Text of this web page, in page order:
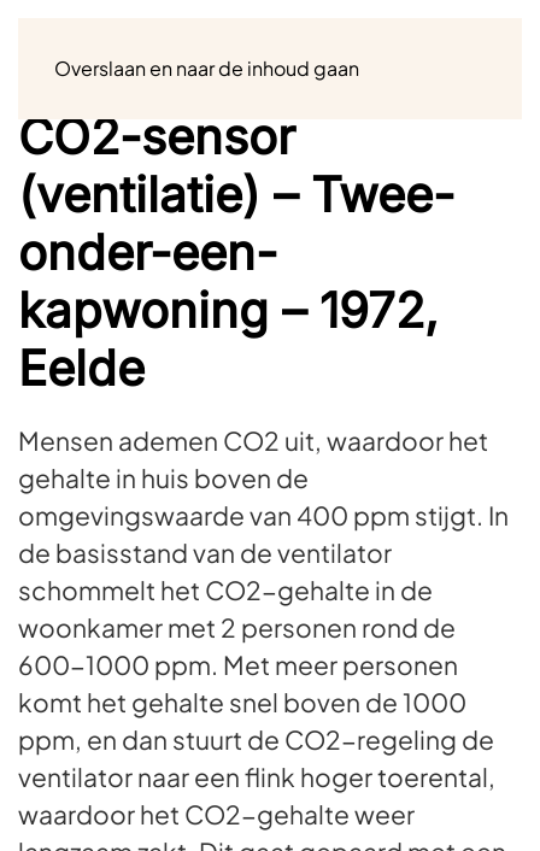
Overslaan en naar de inhoud gaan
CO2-sensor
(ventilatie) – Twee-
onder-een-
kapwoning – 1972,
Eelde
Mensen ademen CO2 uit, waardoor het
gehalte in huis boven de
omgevingswaarde van 400 ppm stijgt. In
de basisstand van de ventilator
schommelt het CO2-gehalte in de
woonkamer met 2 personen rond de
600-1000 ppm. Met meer personen
komt het gehalte snel boven de 1000
ppm, en dan stuurt de CO2-regeling de
ventilator naar een flink hoger toerental,
waardoor het CO2-gehalte weer